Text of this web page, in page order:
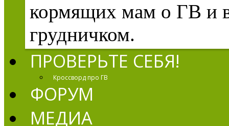
кормящих мам о ГВ и
грудничком.
ПРОВЕРЬТЕ СЕБЯ!
Кроссворд про ГВ
ФОРУМ
МЕДИА